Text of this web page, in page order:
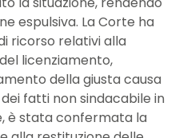
espulsiva. La Corte ha
ricorso relativi alla
licenziamento,
della giusta causa
fatti non sindacabile in
è stata confermata la